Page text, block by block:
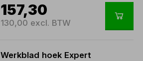
157,30
130,00 excl. BTW
Werkblad hoek Expert